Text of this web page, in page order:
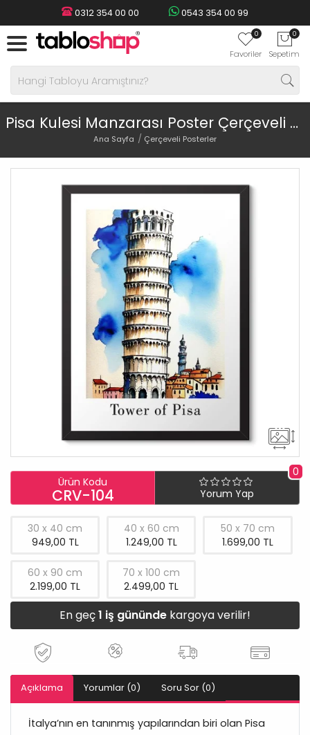
0312 354 00 00 0543 354 00 99
0
Favoriler
0
Sepetim
Pisa Kulesi Manzarası Poster Çerçeveli Tablo
Ana Sayfa Çerçeveli Posterler
Ürün Kodu
CRV-104
0
Yorum Yap
30 x 40 cm
949,00 TL
40 x 60 cm
1.249,00 TL
50 x 70 cm
1.699,00 TL
60 x 90 cm
2.199,00 TL
70 x 100 cm
2.499,00 TL
En geç1 iş gününde kargoya verilir!
Açıklama Yorumlar (0) Soru Sor (0)
İtalya’nın en tanınmış yapılarından biri olan Pisa